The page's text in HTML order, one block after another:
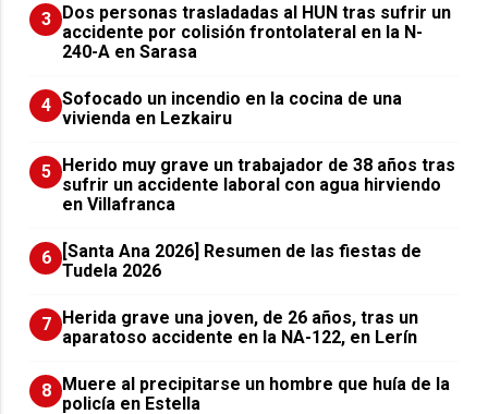
3 ​Dos personas trasladadas al HUN tras sufrir un
accidente por colisión frontolateral en la N-
240-A en Sarasa
4 Sofocado un incendio en la cocina de una
vivienda en Lezkairu
5 Herido muy grave un trabajador de 38 años tras
sufrir un accidente laboral con agua hirviendo
en Villafranca
6
[Santa Ana 2026] Resumen de las fiestas de
Tudela 2026
7 Herida grave una joven, de 26 años, tras un
aparatoso accidente en la NA-122, en Lerín
8 Muere al precipitarse un hombre que huía de la
policía en Estella